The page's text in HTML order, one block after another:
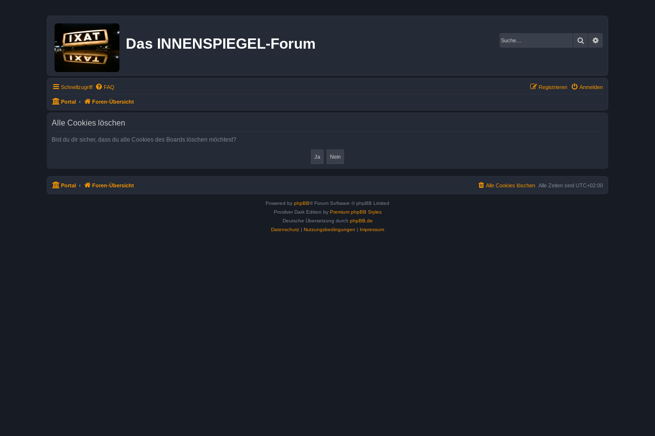
Das INNENSPIEGEL-Forum Suche
Schnellzugriff FAQ Anmelden
Registrieren
Portal Foren-Übersicht
Alle Cookies löschen
Bist du dir sicher, dass du alle Cookies des Boards löschen möchtest?
Portal Foren-Übersicht Alle Zeiten sind UTC+02:00
Alle Cookies löschen
Powered by phpBB® Forum Software © phpBB Limited
Prosilver Dark Edition by Premium phpBB Styles
Deutsche Übersetzung durch phpBB.de
Datenschutz | Nutzungsbedingungen | Impressum